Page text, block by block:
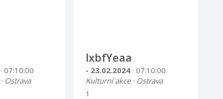
· 07:10:00
Ostrava
lxbfYeaa
- 23.02.2024 · 07:10:00
Kulturní akce · Ostrava
1